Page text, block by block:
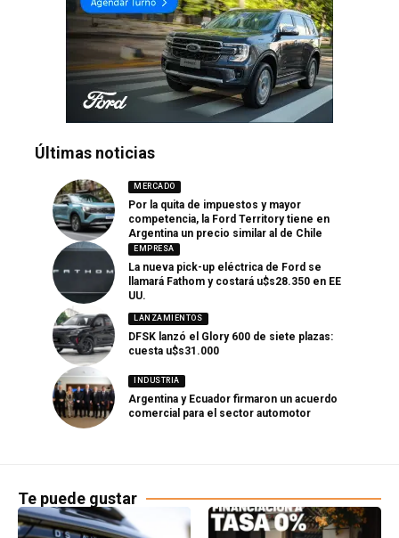
Últimas noticias
MERCADO
Por la quita de impuestos y mayor
competencia, la Ford Territory tiene en
Argentina un precio similar al de Chile
EMPRESA
La nueva pick-up eléctrica de Ford se
llamará Fathom y costará u$s28.350 en EE
UU.
LANZAMIENTOS
DFSK lanzó el Glory 600 de siete plazas:
cuesta u$s31.000
INDUSTRIA
Argentina y Ecuador firmaron un acuerdo
comercial para el sector automotor
Te puede gustar